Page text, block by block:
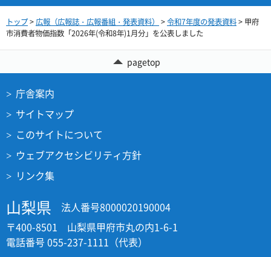
トップ> 広報（広報誌・広報番組・発表資料） >令和7年度の発表資料> 甲府
市消費者物価指数「2026年(令和8年)1月分」を公表しました
pagetop
庁舎案内
サイトマップ
このサイトについて
ウェブアクセシビリティ方針
リンク集
山梨県
法人番号8000020190004
〒400-8501 山梨県甲府市丸の内1-6-1
電話番号 055-237-1111（代表）